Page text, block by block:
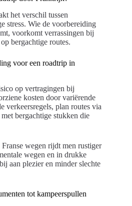
het verschil tussen
stress. Wie de voorbereiding
voorkomt verrassingen bij
bergachtige routes.
voor een roadtrip in
op vertragingen bij
kosten door variërende
verkeersregels, plan routes via
bergachtige stukken die
wegen rijdt men rustiger
wegen en in drukke
aan plezier en minder slechte
tot kampeerspullen